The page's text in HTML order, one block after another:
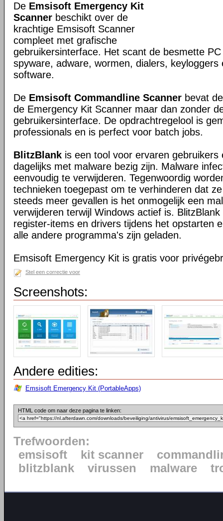
De Emsisoft Emergency Kit
Scanner beschikt over de
krachtige Emsisoft Scanner
compleet met grafische
gebruikersinterface. Het scant de besmette
spyware, adware, wormen, dialers, keyloggers
software.
De Emsisoft Commandline Scanner bevat
de Emergency Kit Scanner maar dan zonder
gebruikersinterface. De opdrachtregelool is
professionals en is perfect voor batch jobs.
BlitzBlank is een tool voor ervaren gebruikers
dagelijks met malware bezig zijn. Malware
eenvoudig te verwijderen. Tegenwoordig
technieken toegepast om te verhinderen dat
steeds meer gevallen is het onmogelijk een
verwijderen terwijl Windows actief is.
register-items en drivers tijdens het opstarten
alle andere programma's zijn geladen.
Emsisoft Emergency Kit is gratis voor
Stel een correctie voor
Screenshots:
Andere edities:
Emsisoft Emergency Kit (PortableApps)
HTML code om naar deze pagina te linken:
Trefwoorden:
emsisoft
kit scanner
blitzblank
virussen malware